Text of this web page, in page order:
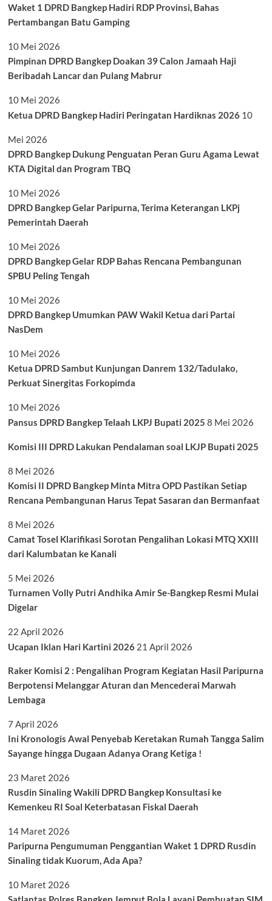
Waket 1 DPRD Bangkep Hadiri RDP Provinsi, Bahas
Pertambangan Batu Gamping
10 Mei 2026
Pimpinan DPRD Bangkep Doakan 39 Calon Jamaah Haji
Beribadah Lancar dan Pulang Mabrur
10 Mei 2026
Ketua DPRD Bangkep Hadiri Peringatan Hardiknas 2026 10
Mei 2026
DPRD Bangkep Dukung Penguatan Peran Guru Agama Lewat
KTA Digital dan Program TBQ
10 Mei 2026
DPRD Bangkep Gelar Paripurna, Terima Keterangan LKPj
Pemerintah Daerah
10 Mei 2026
DPRD Bangkep Gelar RDP Bahas Rencana Pembangunan
SPBU Peling Tengah
10 Mei 2026
DPRD Bangkep Umumkan PAW Wakil Ketua dari Partai
NasDem
10 Mei 2026
Ketua DPRD Sambut Kunjungan Danrem 132/Tadulako,
Perkuat Sinergitas Forkopimda
10 Mei 2026
Pansus DPRD Bangkep Telaah LKPJ Bupati 2025 8 Mei 2026
Komisi III DPRD Lakukan Pendalaman soal LKJP Bupati 2025
8 Mei 2026
Komisi II DPRD Bangkep Minta Mitra OPD Pastikan Setiap
Rencana Pembangunan Harus Tepat Sasaran dan Bermanfaat
8 Mei 2026
Camat Tosel Klarifikasi Sorotan Pengalihan Lokasi MTQ XXIII
dari Kalumbatan ke Kanali
5 Mei 2026
Turnamen Volly Putri Andhika Amir Se-Bangkep Resmi Mulai
Digelar
22 April 2026
Ucapan Iklan Hari Kartini 2026 21 April 2026
Raker Komisi 2 : Pengalihan Program Kegiatan Hasil Paripurna
Berpotensi Melanggar Aturan dan Mencederai Marwah
Lembaga
7 April 2026
Ini Kronologis Awal Penyebab Keretakan Rumah Tangga Salim
Sayange hingga Dugaan Adanya Orang Ketiga !
23 Maret 2026
Rusdin Sinaling Wakili DPRD Bangkep Konsultasi ke
Kemenkeu RI Soal Keterbatasan Fiskal Daerah
14 Maret 2026
Paripurna Pengumuman Penggantian Waket 1 DPRD Rusdin
Sinaling tidak Kuorum, Ada Apa?
10 Maret 2026